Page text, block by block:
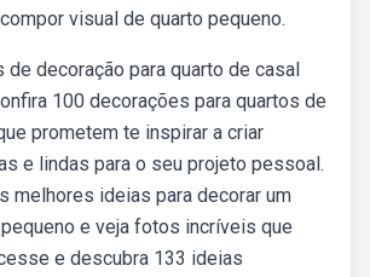
visual de quarto pequeno.
de decoração para quarto de casal
100 decorações para quartos de
prometem te inspirar a criar
e lindas para o seu projeto pessoal.
melhores ideias para decorar um
e veja fotos incríveis que
e descubra 133 ideias